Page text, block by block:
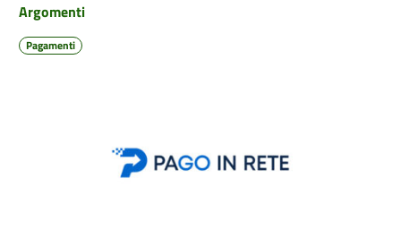
Argomenti
Pagamenti